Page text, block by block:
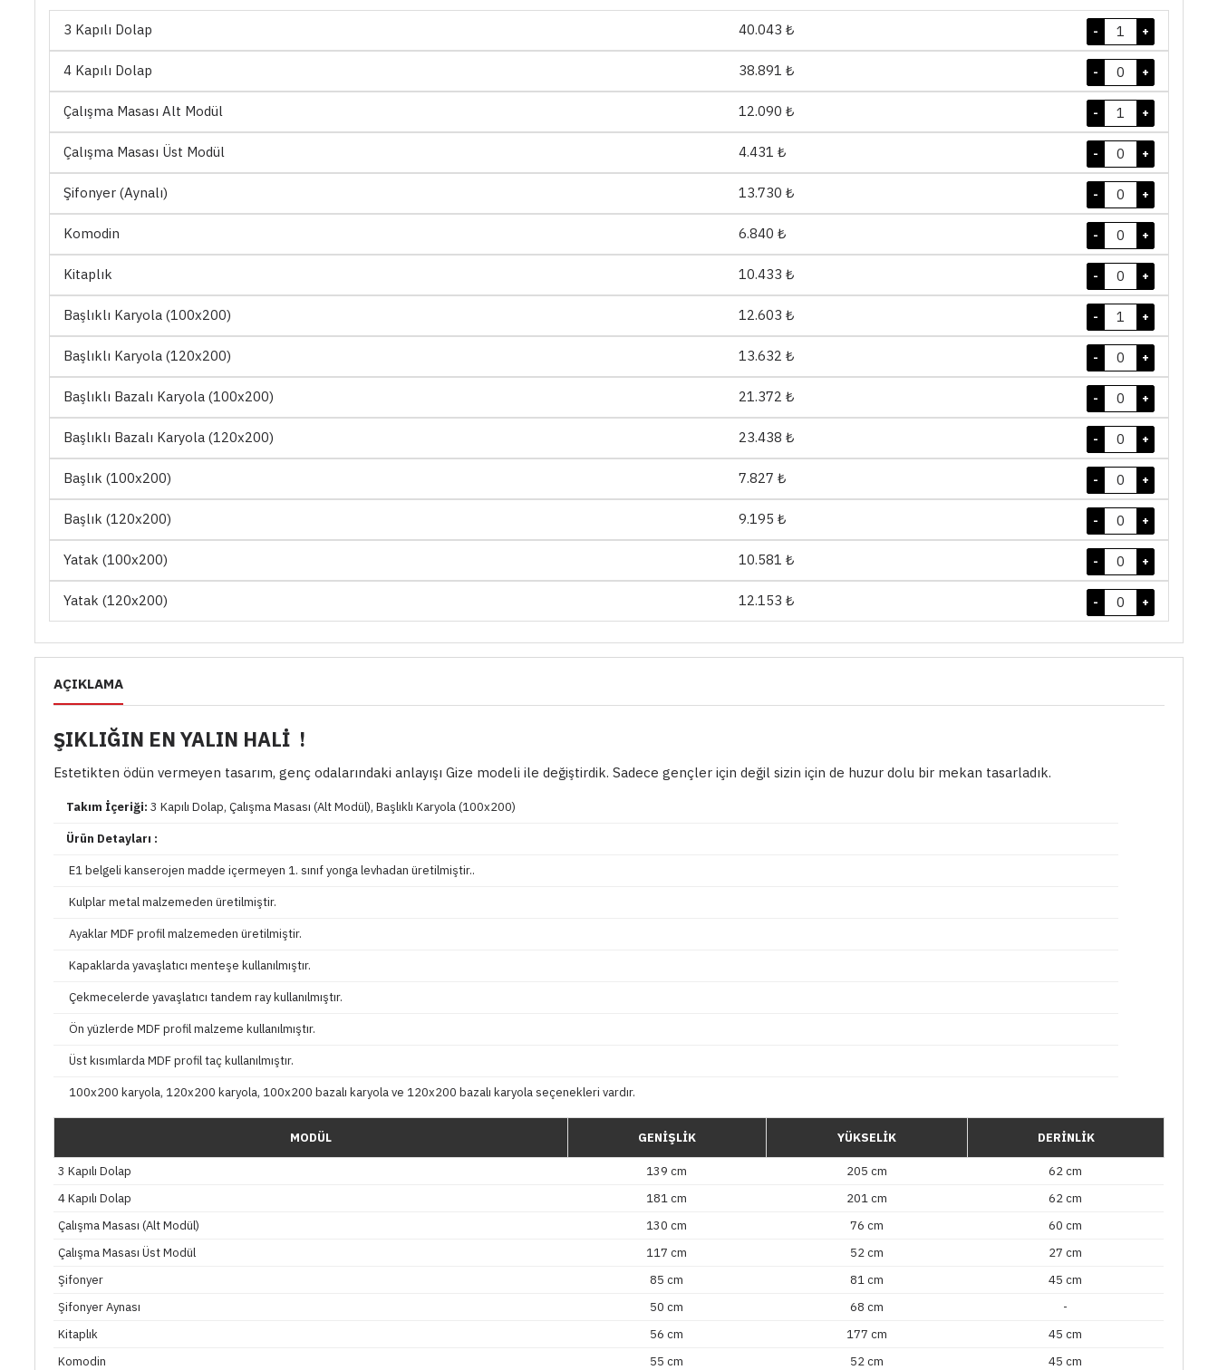
3 Kapılı Dolap 40.043 ₺ +
-
4 Kapılı Dolap 38.891 ₺ +
-
Çalışma Masası Alt Modül 12.090 ₺ +
-
Çalışma Masası Üst Modül 4.431 ₺ +
-
Şifonyer (Aynalı) 13.730 ₺ +
-
Komodin 6.840 ₺ +
-
Kitaplık 10.433 ₺ +
-
Başlıklı Karyola (100x200) 12.603 ₺ +
-
Başlıklı Karyola (120x200) 13.632 ₺ +
-
Başlıklı Bazalı Karyola (100x200) 21.372 ₺ +
-
Başlıklı Bazalı Karyola (120x200) 23.438 ₺ +
-
Başlık (100x200) 7.827 ₺ +
-
Başlık (120x200) 9.195 ₺ +
-
Yatak (100x200) 10.581 ₺ +
-
Yatak (120x200) 12.153 ₺ +
-
AÇIKLAMA
ŞIKLIĞIN EN YALIN HALİ !
Estetikten ödün vermeyen tasarım, genç odalarındaki anlayışı Gize modeli ile değiştirdik. Sadece gençler için değil sizin için de huzur dolu bir mekan tasarladık.
Takım İçeriği: 3 Kapılı Dolap, Çalışma Masası (Alt Modül), Başlıklı Karyola (100x200)
Ürün Detayları :
E1 belgeli kanserojen madde içermeyen 1. sınıf yonga levhadan üretilmiştir..
Kulplar metal malzemeden üretilmiştir.
Ayaklar MDF profil malzemeden üretilmiştir.
Kapaklarda yavaşlatıcı menteşe kullanılmıştır.
Çekmecelerde yavaşlatıcı tandem ray kullanılmıştır.
Ön yüzlerde MDF profil malzeme kullanılmıştır.
Üst kısımlarda MDF profil taç kullanılmıştır.
100x200 karyola, 120x200 karyola, 100x200 bazalı karyola ve 120x200 bazalı karyola seçenekleri vardır.
MODÜL GENİŞLİK YÜKSELİK DERİNLİK
3 Kapılı Dolap 139 cm 205 cm
62 cm
4 Kapılı Dolap
181 cm 201 cm
62 cm
Çalışma Masası (Alt Modül)
130 cm 76 cm
60 cm
Çalışma Masası Üst Modül
117 cm 52 cm
27 cm
Şifonyer
85 cm 81 cm
45 cm
Şifonyer Aynası
50 cm 68 cm
-
Kitaplık
56 cm 177 cm
45 cm
Komodin
55 cm 52 cm
45 cm